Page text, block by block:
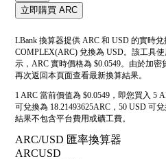
立即購買 ARC
LBank 換算器提供 ARC 和 USD 的實時
COMPLEX(ARC) 兌換為 USD。該工具
示，ARC 實時價格為 $0.0549。由於加
再次返回本頁面查看最新換算結果。
1 ARC 當前價值為 $0.0549，即您買入 5
可兌換為 18.21493625ARC，50 USD 可
結果不包含平台費用或礦工費。
ARC/USD 匯率換算器
ARCUSD